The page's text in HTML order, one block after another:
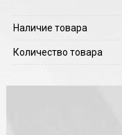
Наличие товара
Количество товара